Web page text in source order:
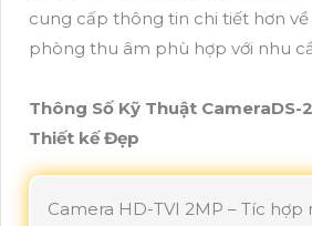
cung cấp thông tin chi tiết hơn
phòng thu âm phù hợp với nhu
Thông Số Kỹ Thuật CameraDS-
Thiết kế Đẹp
Camera HD-TVI 2MP – Tíc hợp